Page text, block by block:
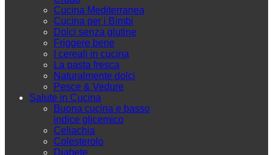
Cucina Mediterranea
Cucina per i Bimbi
Dolci senza glutine
Friggere bene
I cereali in cucina
La pasta fresca
Naturalmente dolci
Pesce & Vedure
Salute in Cucina
Buona cucina e basso
indice glicemico
Celiachia
Colesterolo
Diabete